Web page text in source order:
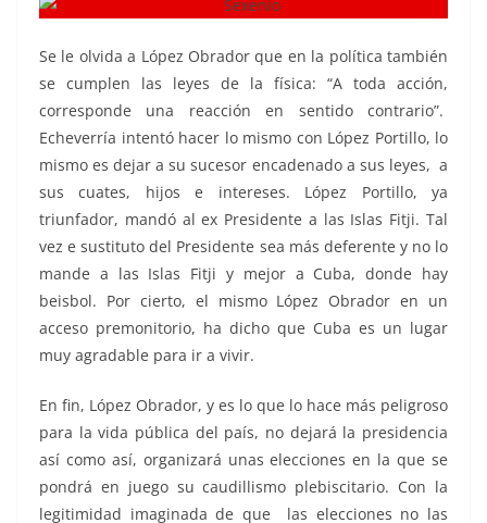
Se le olvida a López Obrador que en la política también
se cumplen las leyes de la física: “A toda acción,
corresponde una reacción en sentido contrario”.
Echeverría intentó hacer lo mismo con López Portillo, lo
mismo es dejar a su sucesor encadenado a sus leyes, a
sus cuates, hijos e intereses. López Portillo, ya
triunfador, mandó al ex Presidente a las Islas Fitji. Tal
vez e sustituto del Presidente sea más deferente y no lo
mande a las Islas Fitji y mejor a Cuba, donde hay
beisbol. Por cierto, el mismo López Obrador en un
acceso premonitorio, ha dicho que Cuba es un lugar
muy agradable para ir a vivir.
En fin, López Obrador, y es lo que lo hace más peligroso
para la vida pública del país, no dejará la presidencia
así como así, organizará unas elecciones en la que se
pondrá en juego su caudillismo plebiscitario. Con la
legitimidad imaginada de que las elecciones no las